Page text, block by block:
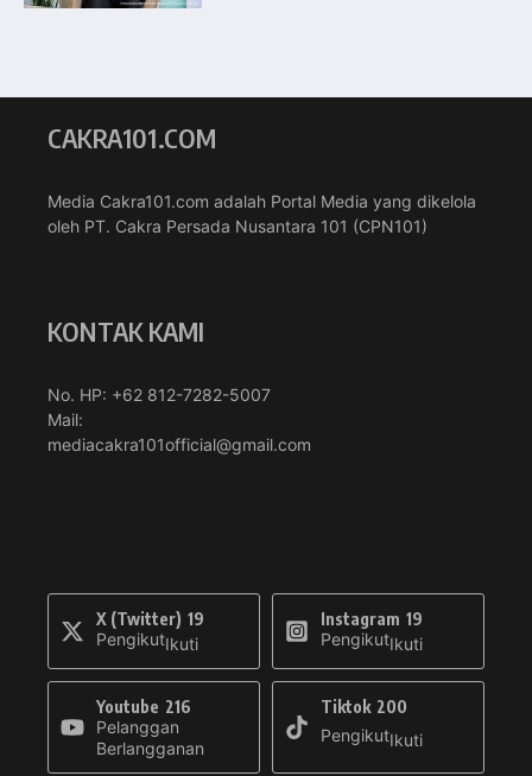
CAKRA101.COM
Media Cakra101.com adalah Portal Media yang dikelola
oleh PT. Cakra Persada Nusantara 101 (CPN101)
KONTAK KAMI
No. HP: +62 812-7282-5007
Mail:
mediacakra101official@gmail.com
X (Twitter) 19
PengikutIkuti
Instagram 19
PengikutIkuti
Youtube 216
Pelanggan
Berlangganan
Tiktok 200
PengikutIkuti